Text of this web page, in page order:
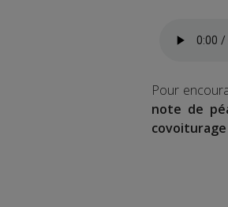
Pour
note de
covoiturage